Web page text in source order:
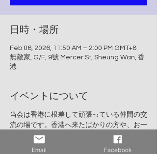
日時・場所
Feb 06, 2026, 11:50 AM – 2:00 PM GMT+8
無敵家, G/F, 9號 Mercer St, Sheung Wan, 香
港
イベントについて
当会は香港に根差して頑張っている仲間の交
流の場です。香港へ来たばかりの方や、お一
人様参加も大歓迎です。ご友人やお知り合い
の方もお誘いあわせの上、お気軽にご参加く
Email Facebook